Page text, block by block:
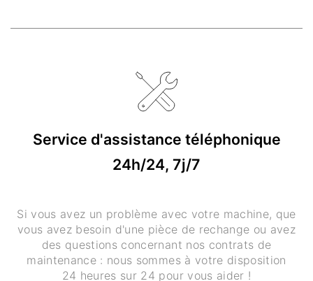
Service d'assistance téléphonique
24h/24, 7j/7
Si vous avez un problème avec votre machine, que
vous avez besoin d'une pièce de rechange ou avez
des questions concernant nos contrats de
maintenance : nous sommes à votre disposition
24 heures sur 24 pour vous aider !